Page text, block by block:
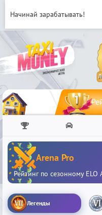
Начинай зарабатывать!
Arena Pro
Рейтинг по сезонному ELO
Легенды